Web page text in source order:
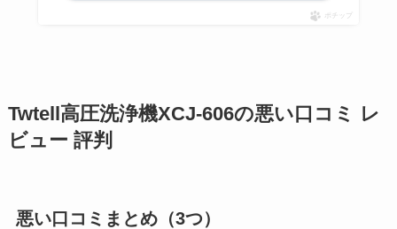
ポチップ
Twtell高圧洗浄機XCJ-606の悪い口コミ レ
ビュー 評判
悪い口コミまとめ（3つ）